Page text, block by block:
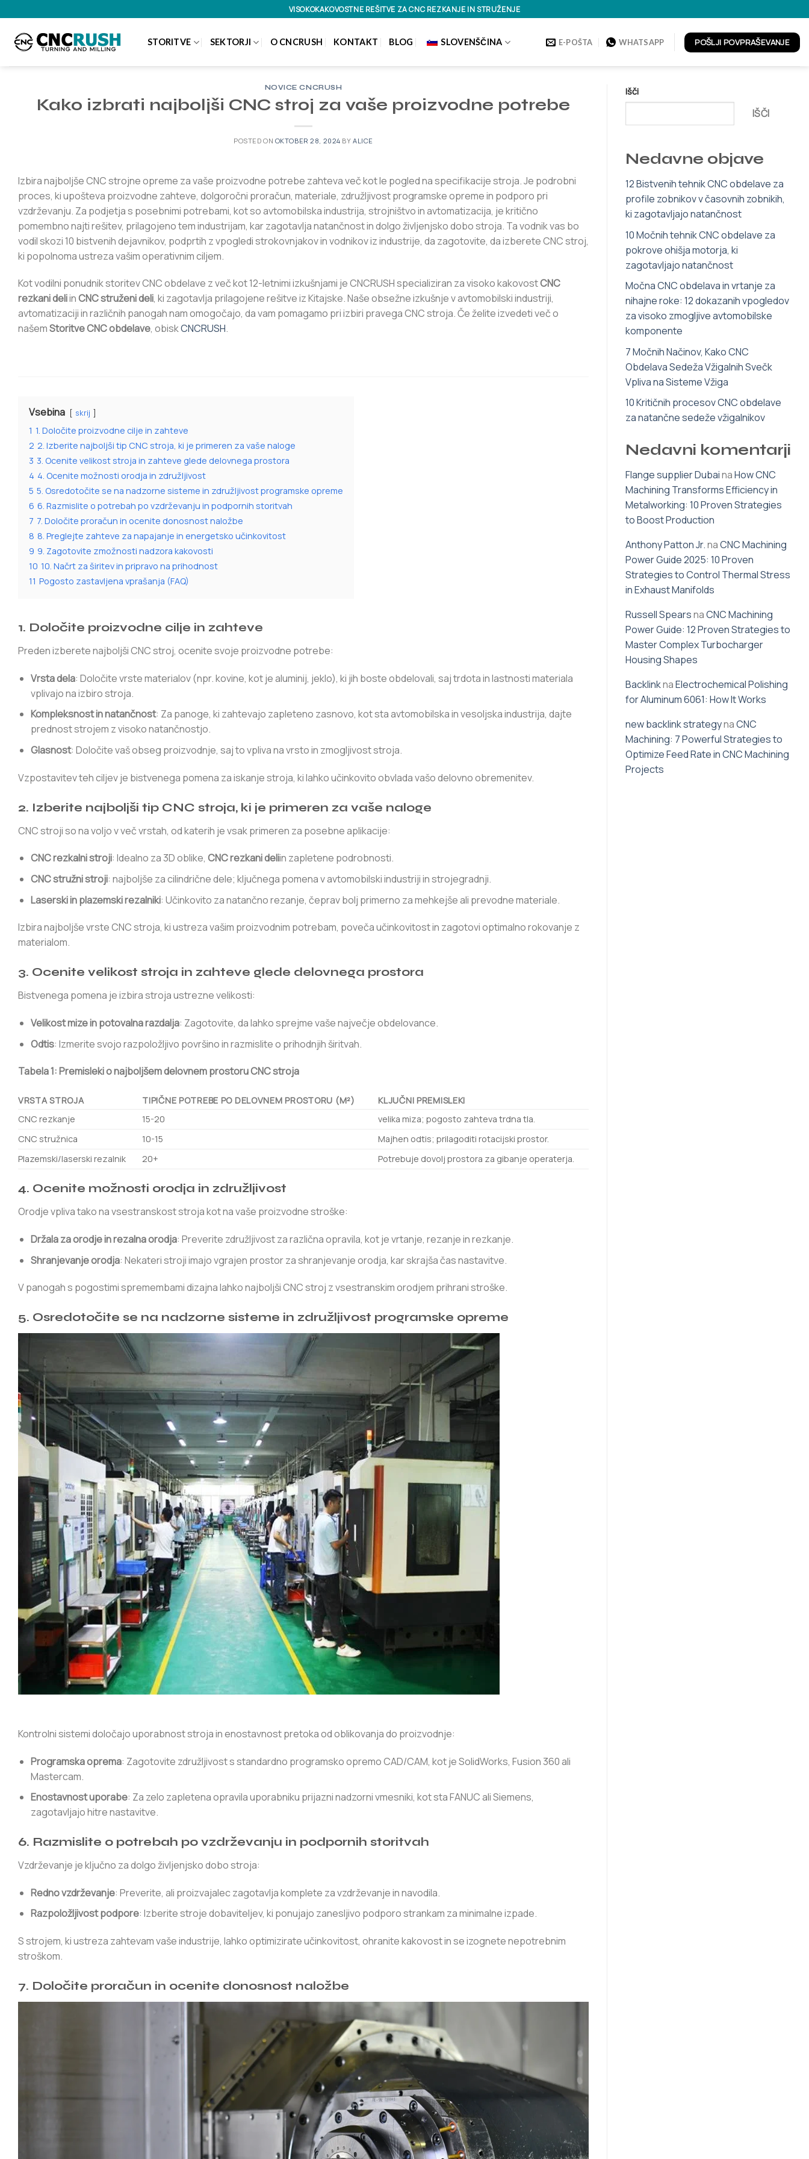
na
vsebino
VISOKOKAKOVOSTNE REŠITVE ZA CNC REZKANJE IN STRUŽENJE
STORITVE SEKTORJI O CNCRUSH KONTAKT BLOG SLOVENŠČINA E-POŠTA WHATSAPP POŠLJI POVPRAŠEVANJE
NOVICE CNCRUSH
Kako izbrati najboljši CNC stroj za vaše proizvodne potrebe
POSTED ON OKTOBER 28, 2024 BY ALICE
Izbira najboljše CNC strojne opreme za vaše proizvodne potrebe zahteva več kot le pogled na specifikacije stroja. Je podrobni
proces, ki upošteva proizvodne zahteve, dolgoročni proračun, materiale, združljivost programske opreme in podporo pri
vzdrževanju. Za podjetja s posebnimi potrebami, kot so avtomobilska industrija, strojništvo in avtomatizacija, je kritično
pomembno najti rešitev, prilagojeno tem industrijam, kar zagotavlja natančnost in dolgo življenjsko dobo stroja. Ta vodnik vas bo
vodil skozi 10 bistvenih dejavnikov, podprtih z vpogledi strokovnjakov in vodnikov iz industrije, da zagotovite, da izberete CNC stroj,
ki popolnoma ustreza vašim operativnim ciljem.
Kot vodilni ponudnik storitev CNC obdelave z več kot 12-letnimi izkušnjami je CNCRUSH specializiran za visoko kakovostCNC
rezkani deliinCNC struženi deli, ki zagotavlja prilagojene rešitve iz Kitajske. Naše obsežne izkušnje v avtomobilski industriji,
avtomatizaciji in različnih panogah nam omogočajo, da vam pomagamo pri izbiri pravega CNC stroja. Če želite izvedeti več o
našemStoritve CNC obdelave, obiskCNCRUSH.
Vsebina skrij
1 1. Določite proizvodne cilje in zahteve
2 2. Izberite najboljši tip CNC stroja, ki je primeren za vaše naloge
3 3. Ocenite velikost stroja in zahteve glede delovnega prostora
4 4. Ocenite možnosti orodja in združljivost
5 5. Osredotočite se na nadzorne sisteme in združljivost programske opreme
6 6. Razmislite o potrebah po vzdrževanju in podpornih storitvah
7 7. Določite proračun in ocenite donosnost naložbe
8 8. Preglejte zahteve za napajanje in energetsko učinkovitost
9 9. Zagotovite zmožnosti nadzora kakovosti
10 10. Načrt za širitev in pripravo na prihodnost
11 Pogosto zastavljena vprašanja (FAQ)
1. Določite proizvodne cilje in zahteve
Preden izberete najboljši CNC stroj, ocenite svoje proizvodne potrebe:
Vrsta dela: Določite vrste materialov (npr. kovine, kot je aluminij, jeklo), ki jih boste obdelovali, saj trdota in lastnosti materiala
vplivajo na izbiro stroja.
Kompleksnost in natančnost: Za panoge, ki zahtevajo zapleteno zasnovo, kot sta avtomobilska in vesoljska industrija, dajte
prednost strojem z visoko natančnostjo.
Glasnost: Določite vaš obseg proizvodnje, saj to vpliva na vrsto in zmogljivost stroja.
Vzpostavitev teh ciljev je bistvenega pomena za iskanje stroja, ki lahko učinkovito obvlada vašo delovno obremenitev.
2. Izberite najboljši tip CNC stroja, ki je primeren za vaše naloge
CNC stroji so na voljo v več vrstah, od katerih je vsak primeren za posebne aplikacije:
CNC rezkalni stroji: Idealno za 3D oblike, CNC rezkani deliin zapletene podrobnosti.
CNC stružni stroji: najboljše za cilindrične dele; ključnega pomena v avtomobilski industriji in strojegradnji.
Laserski in plazemski rezalniki: Učinkovito za natančno rezanje, čeprav bolj primerno za mehkejše ali prevodne materiale.
Izbira najboljše vrste CNC stroja, ki ustreza vašim proizvodnim potrebam, poveča učinkovitost in zagotovi optimalno rokovanje z
materialom.
3. Ocenite velikost stroja in zahteve glede delovnega prostora
Bistvenega pomena je izbira stroja ustrezne velikosti:
Velikost mize in potovalna razdalja: Zagotovite, da lahko sprejme vaše največje obdelovance.
Odtis: Izmerite svojo razpoložljivo površino in razmislite o prihodnjih širitvah.
Tabela 1: Premisleki o najboljšem delovnem prostoru CNC stroja
VRSTA STROJA TIPIČNE POTREBE PO DELOVNEM PROSTORU (M²)
KLJUČNI PREMISLEKI
CNC rezkanje
15-20
velika miza; pogosto zahteva trdna tla.
CNC stružnica
10-15
Majhen odtis; prilagoditi rotacijski prostor.
Plazemski/laserski rezalnik
20+ Potrebuje dovolj prostora za gibanje operaterja.
4. Ocenite možnosti orodja in združljivost
Orodje vpliva tako na vsestranskost stroja kot na vaše proizvodne stroške:
Držala za orodje in rezalna orodja: Preverite združljivost za različna opravila, kot je vrtanje, rezanje in rezkanje.
Shranjevanje orodja: Nekateri stroji imajo vgrajen prostor za shranjevanje orodja, kar skrajša čas nastavitve.
V panogah s pogostimi spremembami dizajna lahko najboljši CNC stroj z vsestranskim orodjem prihrani stroške.
5. Osredotočite se na nadzorne sisteme in združljivost programske opreme
Kontrolni sistemi določajo uporabnost stroja in enostavnost pretoka od oblikovanja do proizvodnje:
Programska oprema: Zagotovite združljivost s standardno programsko opremo CAD/CAM, kot je SolidWorks, Fusion 360 ali
Mastercam.
Enostavnost uporabe: Za zelo zapletena opravila uporabniku prijazni nadzorni vmesniki, kot sta FANUC ali Siemens,
zagotavljajo hitre nastavitve.
6. Razmislite o potrebah po vzdrževanju in podpornih storitvah
Vzdrževanje je ključno za dolgo življenjsko dobo stroja:
Redno vzdrževanje: Preverite, ali proizvajalec zagotavlja komplete za vzdrževanje in navodila.
Razpoložljivost podpore: Izberite stroje dobaviteljev, ki ponujajo zanesljivo podporo strankam za minimalne izpade.
S strojem, ki ustreza zahtevam vaše industrije, lahko optimizirate učinkovitost, ohranite kakovost in se izognete nepotrebnim
stroškom.
7. Določite proračun in ocenite donosnost naložbe
Išči
IŠČI
Nedavne objave
12 Bistvenih tehnik CNC obdelave za
profile zobnikov v časovnih zobnikih,
ki zagotavljajo natančnost
10 Močnih tehnik CNC obdelave za
pokrove ohišja motorja, ki
zagotavljajo natančnost
Močna CNC obdelava in vrtanje za
nihajne roke: 12 dokazanih vpogledov
za visoko zmogljive avtomobilske
komponente
7 Močnih Načinov, Kako CNC
Obdelava Sedeža Vžigalnih Svečk
Vpliva na Sisteme Vžiga
10 Kritičnih procesov CNC obdelave
za natančne sedeže vžigalnikov
Nedavni komentarji
Flange supplier DubainaHow CNC
Machining Transforms Efficiency in
Metalworking: 10 Proven Strategies
to Boost Production
Anthony Patton Jr.naCNC Machining
Power Guide 2025: 10 Proven
Strategies to Control Thermal Stress
in Exhaust Manifolds
Russell SpearsnaCNC Machining
Power Guide: 12 Proven Strategies to
Master Complex Turbocharger
Housing Shapes
BacklinknaElectrochemical Polishing
for Aluminum 6061: How It Works
new backlink strategynaCNC
Machining: 7 Powerful Strategies to
Optimize Feed Rate in CNC Machining
Projects